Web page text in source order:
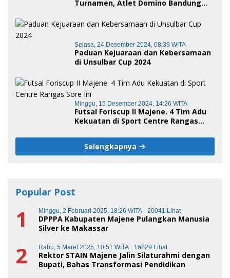
Turnamen, Atlet Domino Bandung
Selasa, 24 Desember 2024, 08:39 WITA
Paduan Kejuaraan dan Kebersamaan
di Unsulbar Cup 2024
Minggu, 15 Desember 2024, 14:26 WITA
Futsal Foriscup II Majene. 4 Tim Adu
Kekuatan di Sport Centre Rangas
Selengkapnya
Popular Post
1 Minggu, 2 Februari 2025, 18:26 WITA 20041 Lihat
DPPPA Kabupaten Majene Pulangkan Manusia
Silver ke Makassar
2 Rabu, 5 Maret 2025, 10:51 WITA 16829 Lihat
Rektor STAIN Majene Jalin Silaturahmi dengan
Bupati, Bahas Transformasi Pendidikan